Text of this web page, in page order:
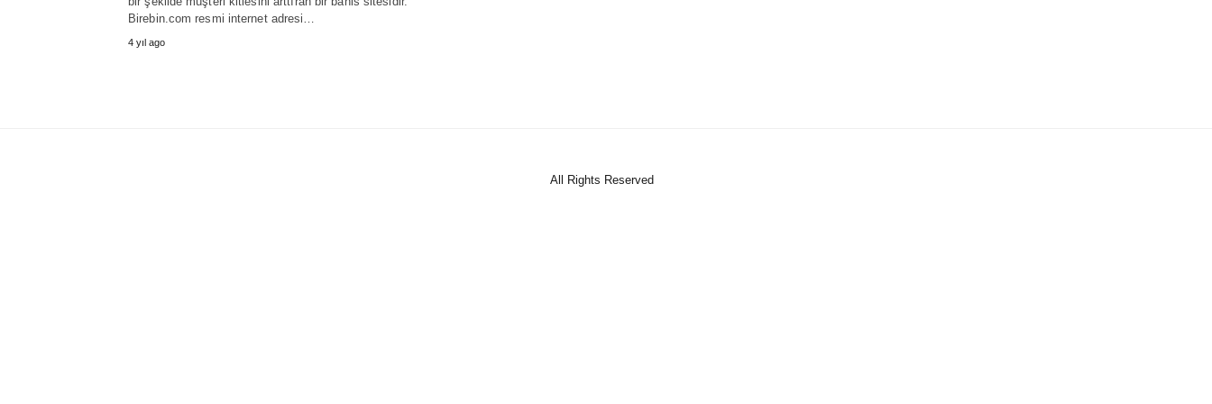
Birebin.com resmi internet adresi…
4 yıl ago
All Rights Reserved